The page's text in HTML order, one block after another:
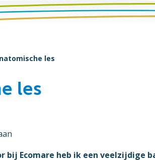
les
les
bij Ecomare heb ik een veelzijdige